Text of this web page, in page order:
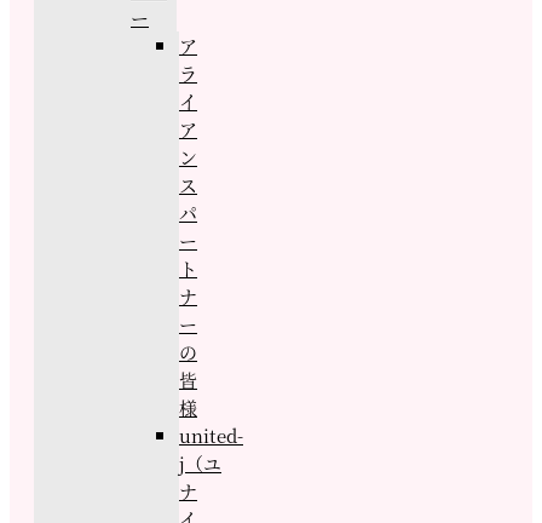
ー
ア
ラ
イ
ア
ン
ス
パ
ー
ト
ナ
ー
の
皆
様
united-
j（ユ
ナ